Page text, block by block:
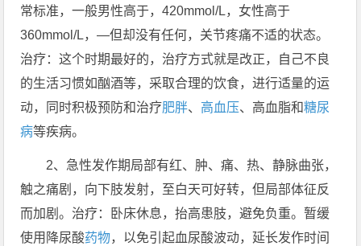
常标准，一般男性高于，420mmol/L，女性高于
360mmol/L，—但却没有任何，关节疼痛不适的状态。
治疗：这个时期最好的，治疗方式就是改正，自己不良
的生活习惯如酗酒等，采取合理的饮食，进行适量的运
动，同时积极预防和治疗肥胖、 高血压、高血脂和糖尿
病等疾病。
2、急性发作期局部有红、肿、痛、热、静脉曲张，
触之痛剧，向下肢发射，至白天可好转，但局部体征反
而加剧。治疗：卧床休息，抬高患肢，避免负重。暂缓
使用降尿酸药物，以免引起血尿酸波动，延长发作时间